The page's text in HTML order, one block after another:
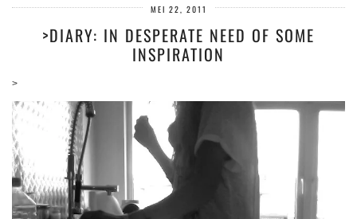
MEI 22, 2011
>DIARY: IN DESPERATE NEED OF SOME
INSPIRATION
>